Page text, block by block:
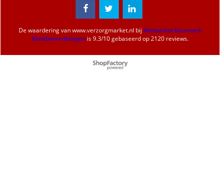
De waardering vanwww.verzorgmarket.nl bij Webwinkel Keurmerk
Klantbeoordelingenis9.3/10gebaseerd op 2120 reviews.
Webwinkel gemaakt met
ShopFactory webwinkel